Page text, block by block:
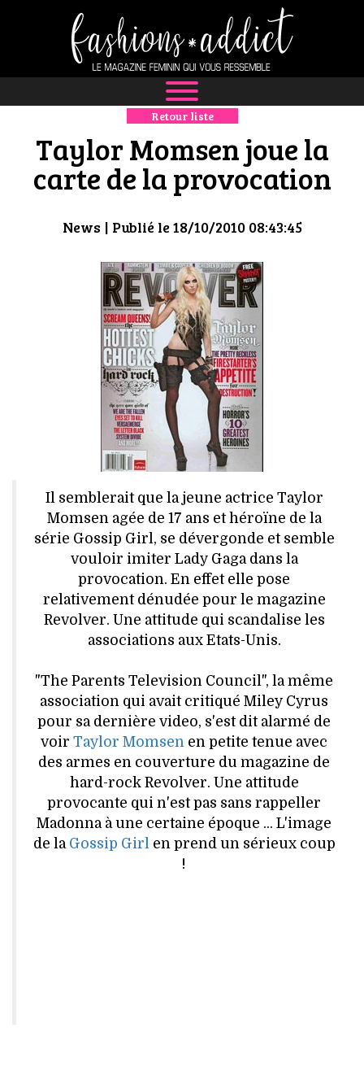
NEWS
MODE
BOUTIQUE
CULTURE
HIGH TECH
MAISON
AUTO
LIEUX TENDANCES
BEAUTÉ
MODE DE RUE
JEUNES CRÉATEURS
HISTOIRE DES MARQUES
DÉCO
VOYAGES & LOISIRS
Retour liste
Taylor Momsen joue la
carte de la provocation
News | Publié le 18/10/2010 08:43:45
Il semblerait que la jeune actrice Taylor
Momsen agée de 17 ans et héroïne de la
série Gossip Girl, se dévergonde et semble
vouloir imiter Lady Gaga dans la
provocation. En effet elle pose
relativement dénudée pour le magazine
Revolver. Une attitude qui scandalise les
associations aux Etats-Unis.
"The Parents Television Council", la même
association qui avait critiqué Miley Cyrus
pour sa dernière video, s'est dit alarmé de
voir Taylor Momsen en petite tenue avec
des armes en couverture du magazine de
hard-rock Revolver. Une attitude
provocante qui n'est pas sans rappeller
Madonna à une certaine époque ... L'image
de la Gossip Girlen prend un sérieux coup
!